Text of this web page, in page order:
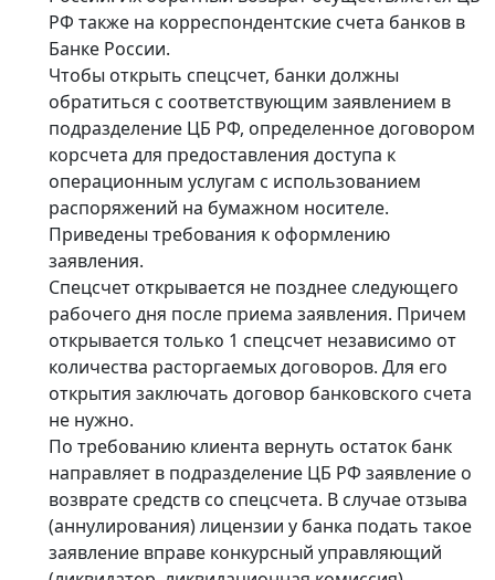
РФ также на корреспондентские счета банков в
Банке России.
Чтобы открыть спецсчет, банки должны
обратиться с соответствующим заявлением в
подразделение ЦБ РФ, определенное договором
корсчета для предоставления доступа к
операционным услугам с использованием
распоряжений на бумажном носителе.
Приведены требования к оформлению
заявления.
Спецсчет открывается не позднее следующего
рабочего дня после приема заявления. Причем
открывается только 1 спецсчет независимо от
количества расторгаемых договоров. Для его
открытия заключать договор банковского счета
не нужно.
По требованию клиента вернуть остаток банк
направляет в подразделение ЦБ РФ заявление о
возврате средств со спецсчета. В случае отзыва
(аннулирования) лицензии у банка подать такое
заявление вправе конкурсный управляющий